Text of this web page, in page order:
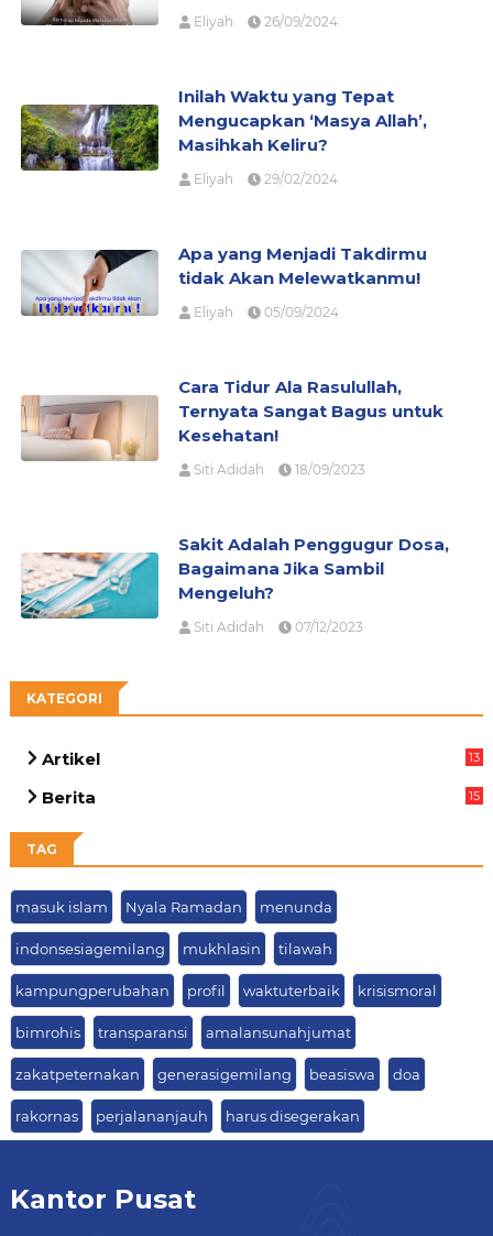
Eliyah 26/09/2024
Inilah Waktu yang Tepat
Mengucapkan ‘Masya Allah’,
Masihkah Keliru?
Eliyah 29/02/2024
Apa yang Menjadi Takdirmu
tidak Akan Melewatkanmu!
Eliyah 05/09/2024
Cara Tidur Ala Rasulullah,
Ternyata Sangat Bagus untuk
Kesehatan!
Siti Adidah 18/09/2023
Sakit Adalah Penggugur Dosa,
Bagaimana Jika Sambil
Mengeluh?
Siti Adidah 07/12/2023
KATEGORI
Artikel
13
Berita
15
TAG
masuk islam Nyala Ramadan menunda
indonsesiagemilang mukhlasin tilawah
kampungperubahan profil waktuterbaik krisismoral
bimrohis transparansi amalansunahjumat
zakatpeternakan generasigemilang beasiswa doa
rakornas perjalananjauh harus disegerakan
Kantor Pusat